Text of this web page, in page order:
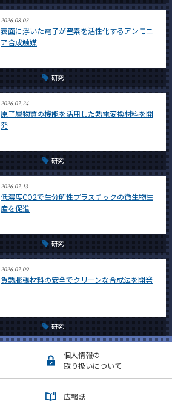
2026.08.03
表面に浮いた電子が窒素を活性化するアンモニ
ア合成触媒
研究
2026.07.24
原子層物質の機能を活用した熱電変換材料を開
発
研究
2026.07.13
低濃度CO2で生分解性プラスチックの微生物生
産を促進
研究
2026.07.09
負熱膨張材料の安全でクリーンな合成法を開発
研究
個人情報の
取り扱いについて
広報誌